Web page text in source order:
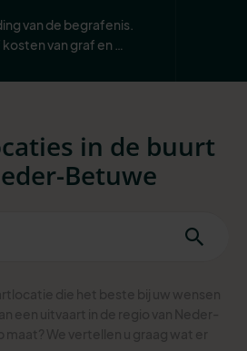
van de begrafenis.
van graf en
in de buurt
Betuwe